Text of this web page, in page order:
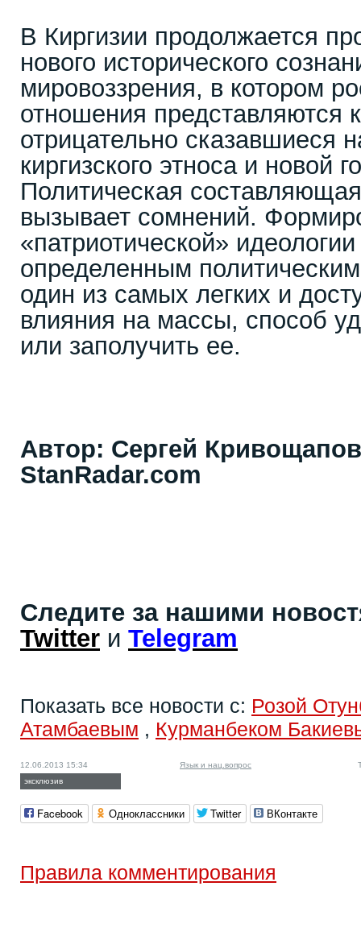
В Киргизии продолжается
нового исторического
мировоззрения, в котором
отношения представляются
отрицательно сказавшиеся
киргизского этноса и новой
Политическая
вызывает сомнений.
«патриотической»
определенным
один из самых легких и
влияния на массы, способ
или заполучить ее.
Автор: Сергей
StanRadar.com
Следите за нашими
Twitter и Telegram
Показать все новости с: Розой
Атамбаевым , Курманбеком
12.06.2013 15:34 Язык и нац.вопрос
эксклюзив
Facebook Одноклассники Twitter ВКонтакте
Правила комментирования